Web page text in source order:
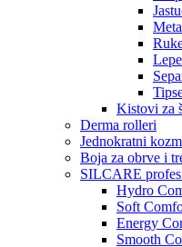
Kistovi za
Derma rolleri
Jednokratni
Boja za obrve i
SILCARE
Hydro
Soft
Energy
Smooth